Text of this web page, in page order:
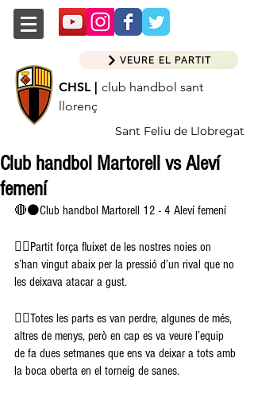
CHSL | club handbol sant
llorenç
Sant Feliu de Llobregat
VEURE EL PARTIT
Club handbol Martorell vs Aleví
femení
🔴⚫️Club handbol Martorell 12 - 4 Aleví femení
👉🏽Partit força fluixet de les nostres noies on
s’han vingut abaix per la pressió d’un rival que no
les deixava atacar a gust.
👉🏽Totes les parts es van perdre, algunes de més,
altres de menys, però en cap es va veure l’equip
de fa dues setmanes que ens va deixar a tots amb
la boca oberta en el torneig de sanes.